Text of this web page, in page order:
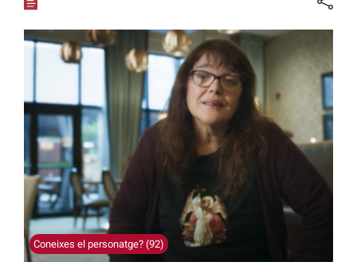
Coneixes el personatge? (92)